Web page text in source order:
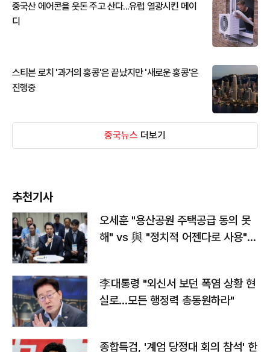
중국산 에어콘을 웃돈 주고 산다...유럽 열광시킨 메이
디
스티븐 로치 '과거의 홍콩'은 끝났지만 '새로운 홍콩'은
진행중
중국뉴스 더보기
추천기사
오세훈 "용산공원 주택공급 동의 못
해" vs 與 "정치적 어젠다로 사용"
李대통령 "외신서 보던 폭염 상황 현
실로…모든 행정력 총동원하라"
종합특검, '계엄 당정대 회의 참석' 한